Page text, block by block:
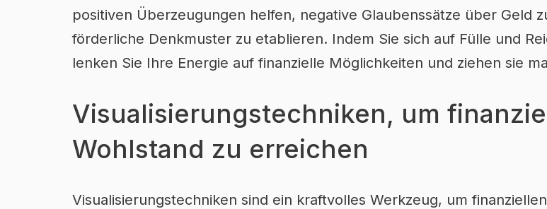
positiven Überzeugungen helfen, negative Glaubenssätze über Geld
förderliche Denkmuster zu etablieren. Indem Sie sich auf Fülle und
lenken Sie Ihre Energie auf finanzielle Möglichkeiten und ziehen sie
Visualisierungstechniken, um
Wohlstand zu erreichen
Visualisierungstechniken sind ein kraftvolles Werkzeug, um